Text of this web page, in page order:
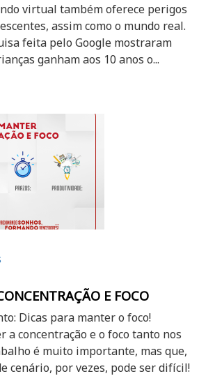
virtual também oferece perigos
assim como o mundo real.
feita pelo Google mostraram
ganham aos 10 anos o...
E FOCO
Dicas para manter o foco!
a concentração e o foco tanto nos
é muito importante, mas que,
cenário, por vezes, pode ser difícil!